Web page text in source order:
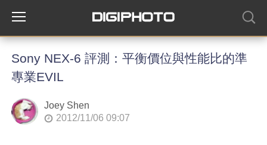
Sony NEX-6 評測：平衡價位與性能比的準
專業EVIL
Joey Shen
2012/11/06 09:07